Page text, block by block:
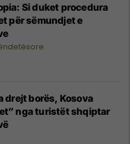
Si duket procedura
për sëmundjet e
drejt borës, Kosova
nga turistët shqiptar